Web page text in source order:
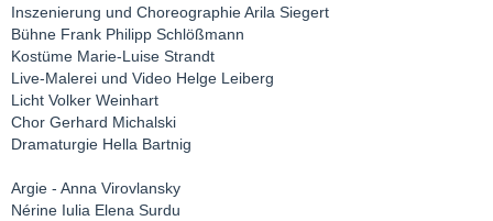
Inszenierung und Choreographie Arila Siegert
Bühne Frank Philipp Schlößmann
Kostüme Marie-Luise Strandt
Live-Malerei und Video Helge Leiberg
Licht Volker Weinhart
Chor Gerhard Michalski
Dramaturgie Hella Bartnig
Argie - Anna Virovlansky
Nérine Iulia Elena Surdu